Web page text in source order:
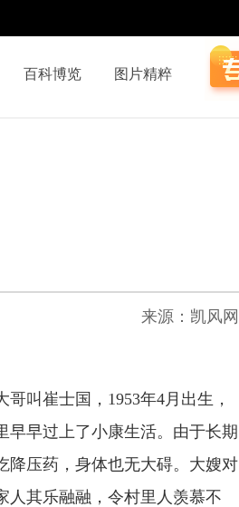
百科博览 图片精粹
来源：凯风网
叫崔士国，1953年4月出生，
早早过上了小康生活。由于长期
降压药，身体也无大碍。大嫂对
人其乐融融，令村里人羡慕不